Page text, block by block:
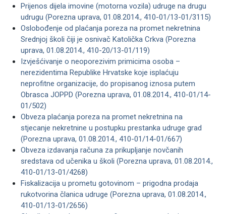
Prijenos dijela imovine (motorna vozila) udruge na drugu
udrugu (Porezna uprava, 01.08.2014., 410-01/13-01/3115)
Oslobođenje od plaćanja poreza na promet nekretnina
Srednjoj školi čiji je osnivač Katolička Crkva (Porezna
uprava, 01.08.2014., 410-20/13-01/119)
Izvješćivanje o neoporezivim primicima osoba –
nerezidentima Republike Hrvatske koje isplaćuju
neprofitne organizacije, do propisanog iznosa putem
Obrasca JOPPD (Porezna uprava, 01.08.2014., 410-01/14-
01/502)
Obveza plaćanja poreza na promet nekretnina na
stjecanje nekretnine u postupku prestanka udruge grad
(Porezna uprava, 01.08.2014., 410-01/14-01/667)
Obveza izdavanja računa za prikupljanje novčanih
sredstava od učenika u školi (Porezna uprava, 01.08.2014.,
410-01/13-01/4268)
Fiskalizacija u prometu gotovinom – prigodna prodaja
rukotvorina članica udruge (Porezna uprava, 01.08.2014.,
410-01/13-01/2656)